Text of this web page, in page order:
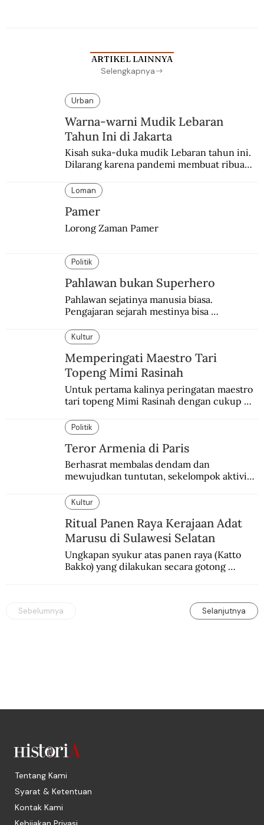
ARTIKEL LAINNYA
Selengkapnya
Urban
Warna-warni Mudik Lebaran
Tahun Ini di Jakarta
Kisah suka-duka mudik Lebaran tahun ini.
Dilarang karena pandemi membuat ribuan
kampung lebih awal.
Loman
Pamer
Lorong Zaman Pamer
Politik
Pahlawan bukan Superhero
Pahlawan sejatinya manusia biasa.
Pengajaran sejarah mestinya bisa
Kultur
Memperingati Maestro Tari
Topeng Mimi Rasinah
Untuk pertama kalinya peringatan maestro
tari topeng Mimi Rasinah dengan cukup
internasional.
Politik
Teror Armenia di Paris
Berhasrat membalas dendam dan
mewujudkan tuntutan, sekelompok aktivis
Paris.
Kultur
Ritual Panen Raya Kerajaan Adat
Marusu di Sulawesi Selatan
Ungkapan syukur atas panen raya (Katto
Bakko) yang dilakukan secara gotong
Sebelumnya Selanjutnya
Tentang Kami
Syarat & Ketentuan
Kontak Kami